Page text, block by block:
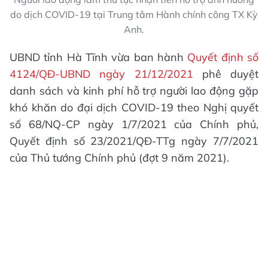
do dịch COVID-19 tại Trung tâm Hành chính công TX Kỳ
Anh.
UBND tỉnh Hà Tĩnh vừa ban hành Quyết định số
4124/QĐ-UBND ngày 21/12/2021 phê duyệt
danh sách và kinh phí hỗ trợ người lao động gặp
khó khăn do đại dịch COVID-19 theo Nghị quyết
số 68/NQ-CP ngày 1/7/2021 của Chính phủ,
Quyết định số 23/2021/QĐ-TTg ngày 7/7/2021
của Thủ tướng Chính phủ (đợt 9 năm 2021).